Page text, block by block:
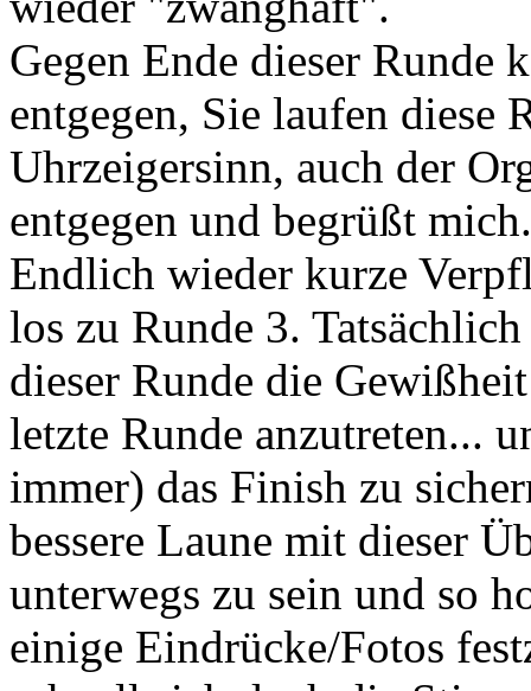
Gegen Ende dieser
entgegen, Sie laufen diese
Uhrzeigersinn, auch der
entgegen und begrüßt mich.
Endlich wieder kurze
los zu Runde 3.
dieser Runde die
letzte Runde anzutreten...
immer) das Finish zu
bessere Laune mit dieser
unterwegs zu sein und so
einige Eindrücke/Fotos